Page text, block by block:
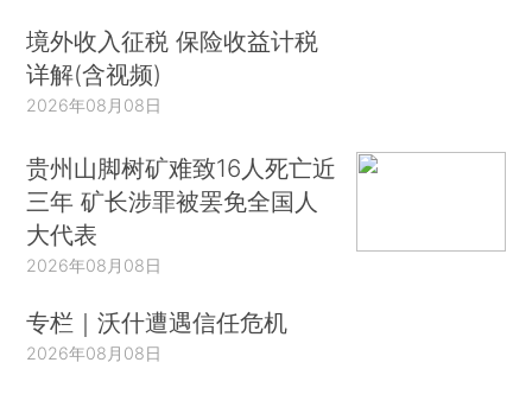
境外收入征税 保险收益计税
详解(含视频)
2026年08月08日
贵州山脚树矿难致16人死亡近
三年 矿长涉罪被罢免全国人
大代表
2026年08月08日
专栏｜沃什遭遇信任危机
2026年08月08日